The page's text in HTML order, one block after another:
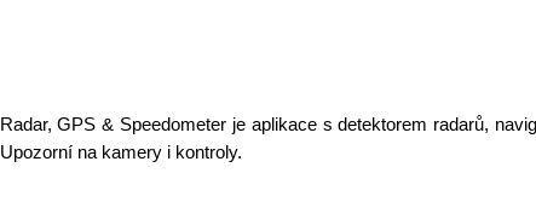
Radar, GPS & Speedometer je aplikace s detektorem radarů,
Upozorní na kamery i kontroly.